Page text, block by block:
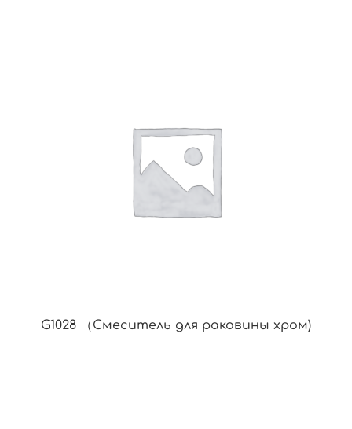
G1028 （Смеситель для раковины хром)